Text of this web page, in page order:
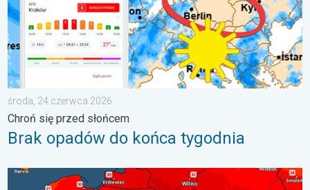
środa, 24 czerwca 2026
Chroń się przed słońcem
Brak opadów do końca tygodnia
Nawet 40 stopni w cieniu i burze. Ekstremalnie gorąco. . .